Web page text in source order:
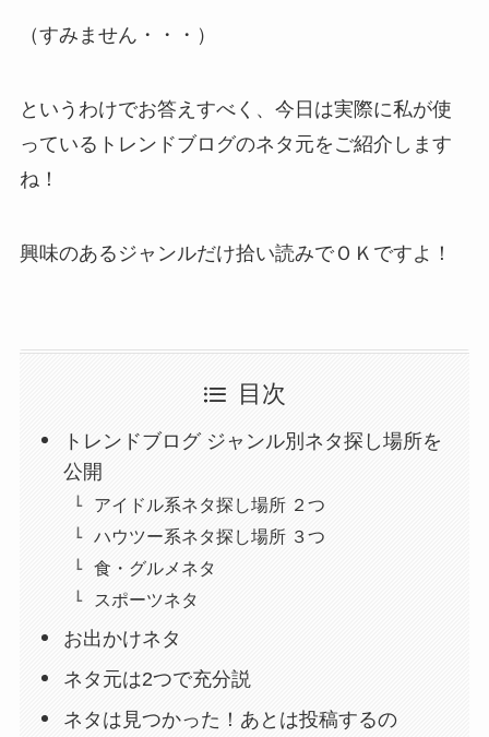
（すみません・・・）
というわけでお答えすべく、今日は実際に私が使
っているトレンドブログのネタ元をご紹介します
ね！
興味のあるジャンルだけ拾い読みでＯＫですよ！
目次
トレンドブログ ジャンル別ネタ探し場所を
公開
アイドル系ネタ探し場所 ２つ
ハウツー系ネタ探し場所 ３つ
食・グルメネタ
スポーツネタ
お出かけネタ
ネタ元は2つで充分説
ネタは見つかった！あとは投稿するの